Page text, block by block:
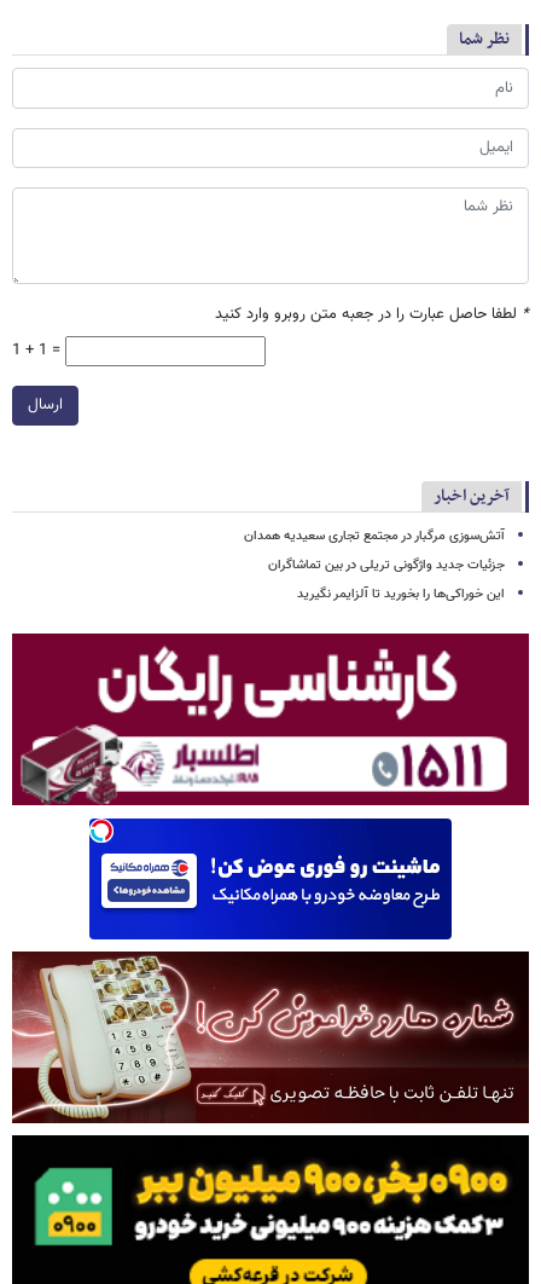
نظر شما
* لطفا حاصل عبارت را در جعبه متن روبرو وارد کنید
1 + 1 =
ارسال
آخرین اخبار
آتش‌سوزی مرگبار در مجتمع تجاری سعیدیه همدان
جزئیات جدید واژگونی تریلی در بین تماشاگران
این خوراکی‌ها را بخورید تا آلزایمر نگیرید